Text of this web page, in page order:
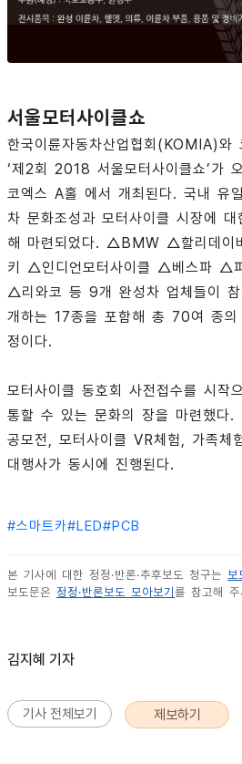
서울모터사이클쇼
한국이륜자동차산업협회(KOMIA)와
‘제2회 2018 서울모터사이클쇼’가
코엑스 A홀 에서 개최된다. 국내 유
차 문화조성과 모터사이클 시장에
해 마련되었다. △BMW △할리데이
키 △인디언모터사이클 △베스파 △
△리와코 등 9개 완성차 업체들이
개하는 17종을 포함해 총 70여 종의
정이다.
모터사이클 동호회 사전접수를 시작
통할 수 있는 문화의 장을 마련했다.
공모전, 모터사이클 VR체험, 가족체
대행사가 동시에 진행된다.
#스마트카#LED#PCB
본 기사에 대한 정정·반론·추후보도 청구는 보
보도문은 정정·반론보도 모아보기 를 참고해 주
김지혜 기자
기사 전체보기 제보하기